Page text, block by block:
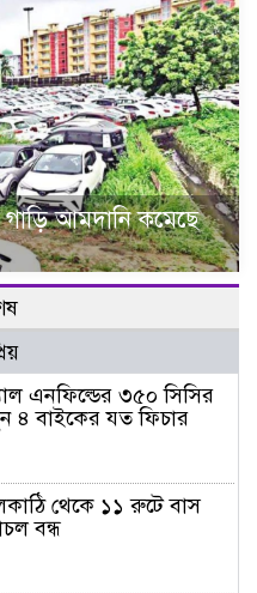
গাড়ি আমদানি কমেছে
এনফিল্ডের ৩৫০ সিসির
৪ বাইকের যত ফিচার
থেকে ১১ রুটে বাস
বন্ধ